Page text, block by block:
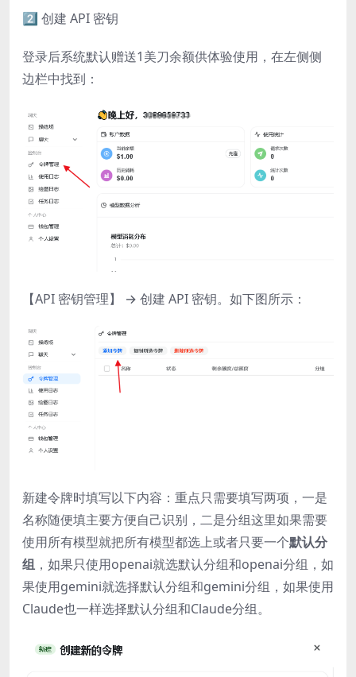
2️⃣ 创建 API 密钥
登录后系统默认赠送1美刀余额供体验使用，在左侧侧
边栏中找到：
【API 密钥管理】 → 创建 API 密钥。如下图所示：
新建令牌时填写以下内容：重点只需要填写两项，一是
名称随便填主要方便自己识别，二是分组这里如果需要
使用所有模型就把所有模型都选上或者只要一个默认分
组 ，如果只使用openai就选默认分组和openai分组，如
果使用gemini就选择默认分组和gemini分组，如果使用
Claude也一样选择默认分组和Claude分组。